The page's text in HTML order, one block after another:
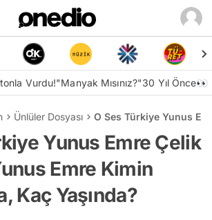
Vurdu!"Manyak Mısınız?"30 Yıl Önce👀
Ünlüler Dosyası O Ses Türkiye Yunus
Yunus Emre Çelik
Emre Kimin
Kaç Yaşında?